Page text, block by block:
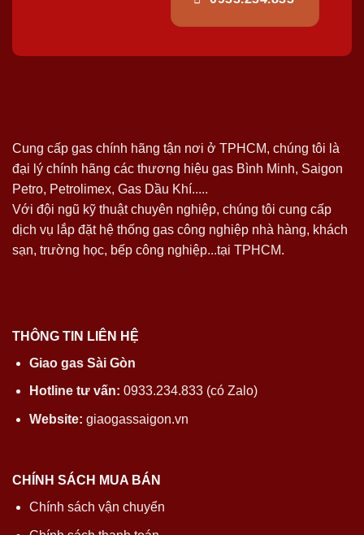
Cung cấp gas chính hãng tận nơi ở TPHCM, chúng tôi là
đại lý chính hãng các thương hiệu gas Bình Minh, Saigon
Petro, Petrolimex, Gas Dầu Khí.....
Với đội ngũ kỹ thuật chuyên nghiệp, chúng tôi cung cấp
dịch vụ lắp đặt hệ thống gas công nghiệp nhà hàng, khách
sạn, trường học, bếp công nghiệp...tại TPHCM.
THÔNG TIN LIÊN HỆ
Giao gas Sài Gòn
Hotline tư vấn: 0933.234.833 (có Zalo)
Website: giaogassaigon.vn
CHÍNH SÁCH MUA BÁN
Chính sách vận chuyển